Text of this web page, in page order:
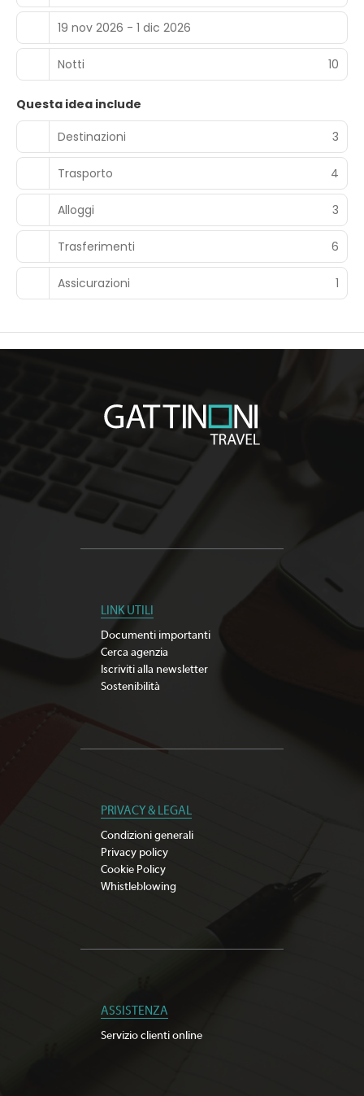
19 nov 2026 - 1 dic 2026
Notti 10
Questa idea include
Destinazioni
3
Trasporto 4
Alloggi 3
Trasferimenti 6
Assicurazioni 1
LINK UTILI
Documenti importanti
Cerca agenzia
Iscriviti alla newsletter
Sostenibilità
PRIVACY & LEGAL
Condizioni generali
Privacy policy
Cookie Policy
Whistleblowing
ASSISTENZA
Servizio clienti online